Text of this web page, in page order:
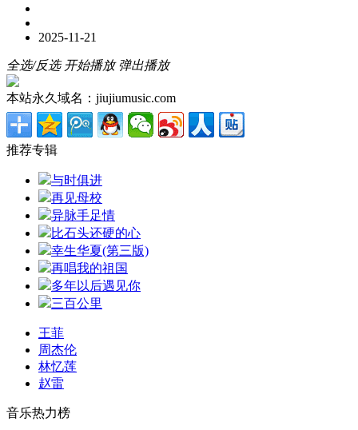
2025-11-21
全选/反选 开始播放 弹出播放
本站永久域名：jiujiumusic.com
推荐专辑
与时俱进
再见母校
异脉手足情
比石头还硬的心
幸生华夏(第三版)
再唱我的祖国
多年以后遇见你
三百公里
王菲
周杰伦
林忆莲
赵雷
音乐热力榜